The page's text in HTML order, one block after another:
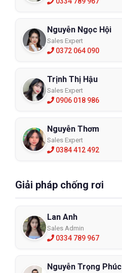
Nguyễn Ngọc Hội
Sales Expert
0372 064 090
Trịnh Thị Hậu
Sales Expert
0906 018 986
Nguyễn Thơm
Sales Expert
0384 412 492
Giải pháp chống rơi
Lan Anh
Sales Admin
0334 789 967
Nguyễn Trọng Phúc